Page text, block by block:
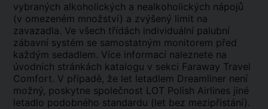
vybraných alkoholických a nealkoholických nápojů
(v omezeném množství) a zvýšený limit na
zavazadla. Ve všech třídách individuální palubní
zábavní systém se samostatným monitorem před
každým sedadlem. Více informací naleznete na
úvodních stránkách katalogu v sekci Faraway Travel
Comfort. V případě, že let letadlem Dreamliner není
možný, poskytne společnost LOT Polish Airlines jiné
letadlo podobného standardu (let bez mezipřistání).